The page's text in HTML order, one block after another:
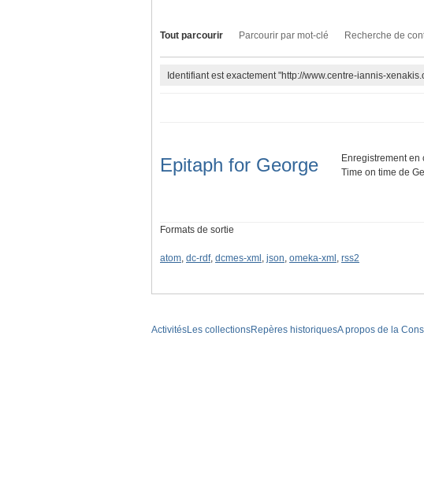
Tout parcourir Parcourir par mot-clé Recherche de
Identifiant est exactement "http://www.centre-iannis-
Epitaph for George
Enregistrement
Time on time de
Formats de sortie
atom, dc-rdf, dcmes-xml , json, omeka-xml , rss2
ActivitésLes collectionsRepères historiquesA propos de la